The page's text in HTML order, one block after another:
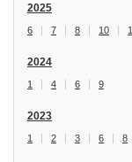
2025
6 7 8 10
2024
1 4 6 9
2023
1 2 3 6 8